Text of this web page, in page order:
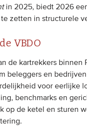
Engagement
CONTACT
UITGEBREID ZOEKEN
in 2025, biedt 2026
zetten in structurele
VBDO
de kartrekkers binnen
beleggers en
voor eerlijke
benchmarks en
op de ketel en sturen